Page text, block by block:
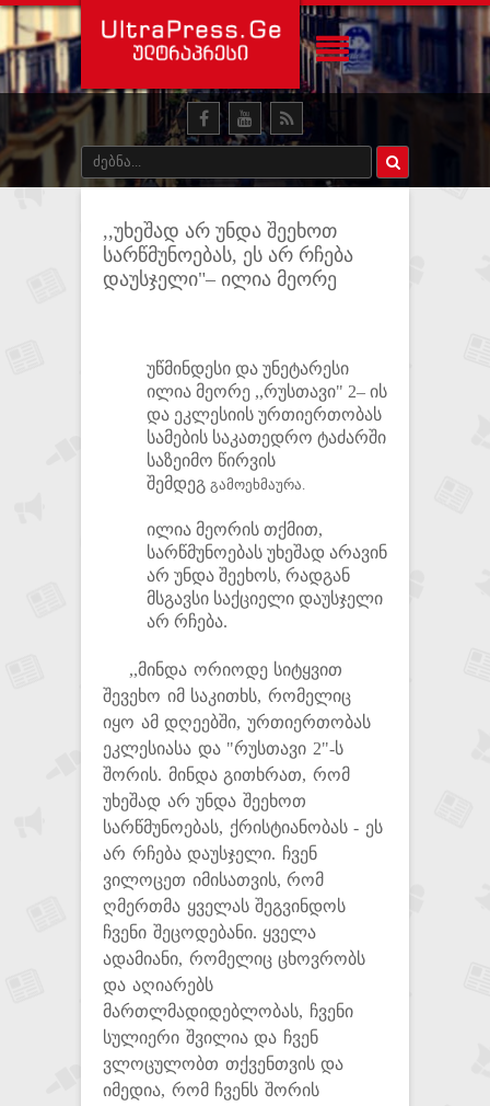
,,უხეშად არ უნდა შეეხოთ
სარწმუნოებას, ეს არ რჩება
დაუსჯელი"– ილია მეორე
უწმინდესი და უნეტარესი
ილია მეორე ,,რუსთავი" 2– ის
და ეკლესიის ურთიერთობას
სამების საკათედრო ტაძარში
საზეიმო წირვის
შემდეგ გამოეხმაურა.
ილია მეორის თქმით,
სარწმუნოებას უხეშად არავინ
არ უნდა შეეხოს, რადგან
მსგავსი საქციელი დაუსჯელი
არ რჩება.
,,მინდა ორიოდე სიტყვით
შევეხო იმ საკითხს, რომელიც
იყო ამ დღეებში, ურთიერთობას
ეკლესიასა და "რუსთავი 2"-ს
შორის. მინდა გითხრათ, რომ
უხეშად არ უნდა შეეხოთ
სარწმუნოებას, ქრისტიანობას - ეს
არ რჩება დაუსჯელი. ჩვენ
ვილოცეთ იმისათვის, რომ
ღმერთმა ყველას შეგვინდოს
ჩვენი შეცოდებანი. ყველა
ადამიანი, რომელიც ცხოვრობს
და აღიარებს
მართლმადიდებლობას, ჩვენი
სულიერი შვილია და ჩვენ
ვლოცულობთ თქვენთვის და
იმედია, რომ ჩვენს შორის